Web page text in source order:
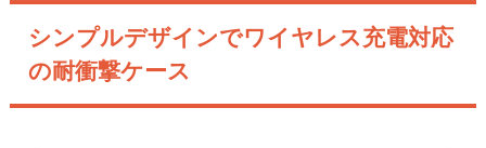
シンプルデザインでワイヤレス充電対応
の耐衝撃ケース